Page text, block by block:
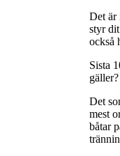
Det är
styr
också
Sista
gäller?
Det
mest
båtar